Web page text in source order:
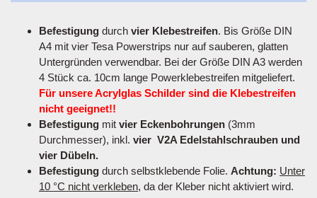
Befestigung durch vier Klebestreifen. Bis Größe DIN
A4 mit vier Tesa Powerstrips nur auf sauberen, glatten
Untergründen verwendbar. Bei der Größe DIN A3 werden
4 Stück ca. 10cm lange Powerklebestreifen mitgeliefert.
Für unsere Acrylglas Schilder sind die Klebestreifen
nicht geeignet!!
Befestigung mit vier Eckenbohrungen (3mm
Durchmesser), inkl. vier V2A Edelstahlschrauben und
vier Dübeln.
Befestigung durch selbstklebende Folie. Achtung: Unter
10 °C nicht verkleben, da der Kleber nicht aktiviert wird.